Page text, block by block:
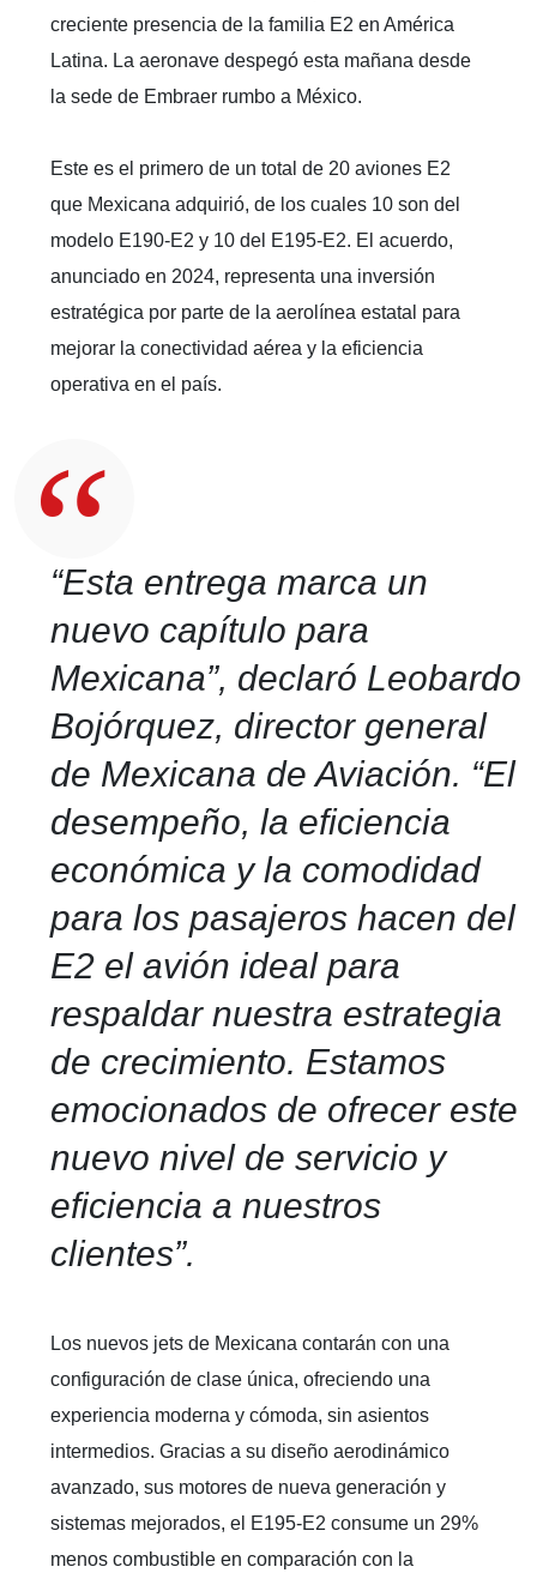
creciente presencia de la familia E2 en América
Latina. La aeronave despegó esta mañana desde
la sede de Embraer rumbo a México.
Este es el primero de un total de 20 aviones E2
que Mexicana adquirió, de los cuales 10 son del
modelo E190-E2 y 10 del E195-E2. El acuerdo,
anunciado en 2024, representa una inversión
estratégica por parte de la aerolínea estatal para
mejorar la conectividad aérea y la eficiencia
operativa en el país.
“Esta entrega marca un
nuevo capítulo para
Mexicana”, declaró Leobardo
Bojórquez, director general
de Mexicana de Aviación. “El
desempeño, la eficiencia
económica y la comodidad
para los pasajeros hacen del
E2 el avión ideal para
respaldar nuestra estrategia
de crecimiento. Estamos
emocionados de ofrecer este
nuevo nivel de servicio y
eficiencia a nuestros
clientes”.
Los nuevos jets de Mexicana contarán con una
configuración de clase única, ofreciendo una
experiencia moderna y cómoda, sin asientos
intermedios. Gracias a su diseño aerodinámico
avanzado, sus motores de nueva generación y
sistemas mejorados, el E195-E2 consume un 29%
menos combustible en comparación con la